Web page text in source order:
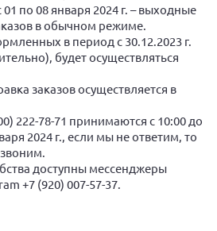
01 по 08 января 2024 г. – выходные
в обычном режиме.
в период с 30.12.2023 г.
будет осуществляться
заказов осуществляется в
222-78-71 принимаются с 10:00 до
2024 г., если мы не ответим, то
доступны мессенджеры
+7 (920) 007-57-37.